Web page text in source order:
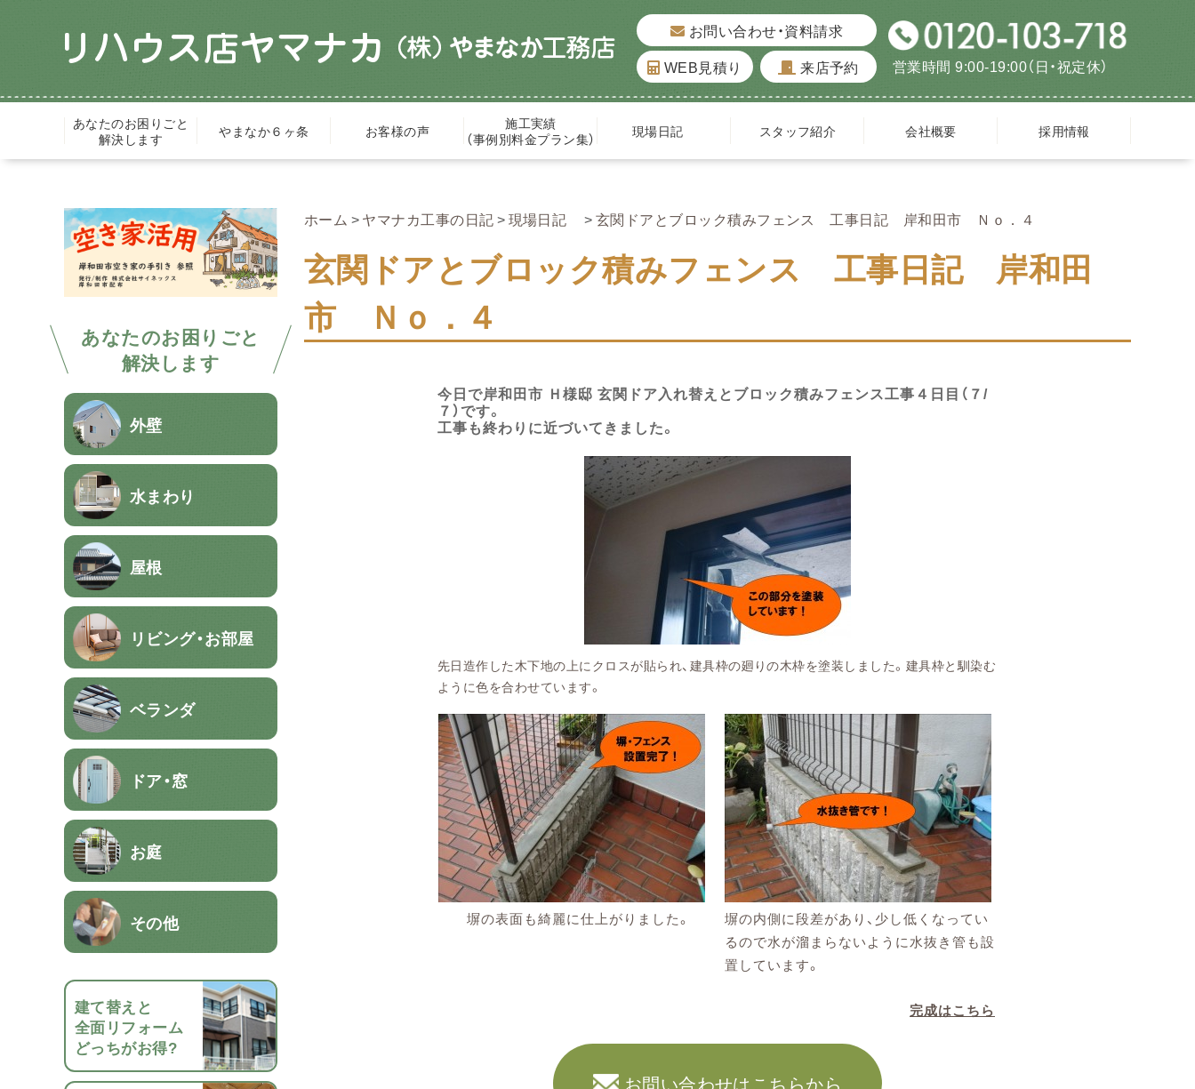
お問い合わせ・資料請求
WEB見積り
来店予約 営業時間 9:00-19:00（日・祝定休）
あなたのお困りごと
解決します
やまなか６ヶ条 お客様の声
施工実績
（事例別料金プラン集）
現場日記 スタッフ紹介 会社概要 採用情報
あなたのお困りごと
解決します
外壁
水まわり
屋根
リビング・お部屋
ベランダ
ドア・窓
お庭
その他
建て替えと
全面リフォーム
どっちがお得?
ホーム ヤマナカ工事の日記 現場日記 玄関ドアとブロック積みフェンス 工事日記 岸和田市 Ｎｏ．４
玄関ドアとブロック積みフェンス 工事日記 岸和田
市 Ｎｏ．４
今日で岸和田市 Ｈ様邸 玄関ドア入れ替えとブロック積みフェンス工事４日目（７/
７）です。
工事も終わりに近づいてきました。
先日造作した木下地の上にクロスが貼られ、建具枠の廻りの木枠を塗装しました。建具枠と馴染む
ように色を合わせています。
塀の表面も綺麗に仕上がりました。
塀の内側に段差があり、少し低くなってい
るので水が溜まらないように水抜き管も設
置しています。
完成はこちら
お問い合わせはこちらから